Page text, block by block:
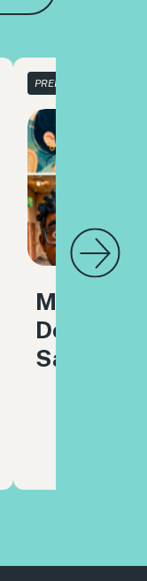
PRENSA
Meta, IA
Sabueso